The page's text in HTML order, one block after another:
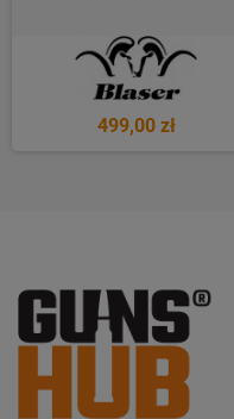
499,00 zł